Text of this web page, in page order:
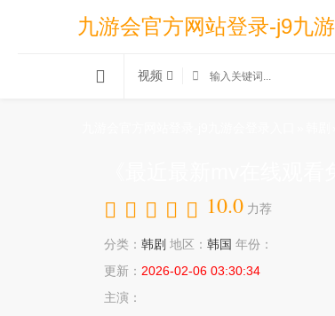
九游会官方网站登录-j9九
视频
10.0 力荐
分类： 韩剧 地区： 韩国 年份：
更新： 2026-02-06 03:30:34
主演：